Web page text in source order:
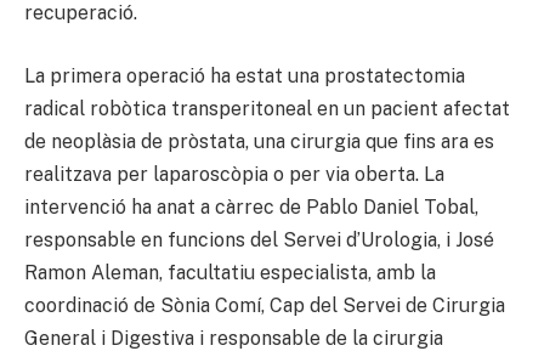
recuperació.
La primera operació ha estat una prostatectomia
radical robòtica transperitoneal en un pacient afectat
de neoplàsia de pròstata, una cirurgia que fins ara es
realitzava per laparoscòpia o per via oberta. La
intervenció ha anat a càrrec de Pablo Daniel Tobal,
responsable en funcions del Servei d’Urologia, i José
Ramon Aleman, facultatiu especialista, amb la
coordinació de Sònia Comí, Cap del Servei de Cirurgia
General i Digestiva i responsable de la cirurgia